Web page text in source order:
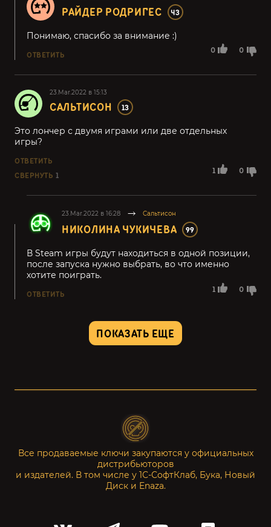
РАЙДЕР РОДРИГЕС 43
0 0
Понимаю, спасибо за внимание :)
ОТВЕТИТЬ
23.Mar.2022 в 15:13
САЛЬТИСОН 13
1 0
Это лончер с двумя играми или две отдельных
игры?
ОТВЕТИТЬ
СВЕРНУТЬ 1
23.Mar.2022 в 16:28 Сальтисон
НИКОЛИНА ЧУКИЧЕВА 99
1 0
В Steam игры будут находиться в одной позиции,
после запуска нужно выбрать, во что именно
хотите поиграть.
ОТВЕТИТЬ
ПОКАЗАТЬ ЕЩЕ
Все продаваемые ключи закупаются у официальных
дистрибьюторов
и издателей. В том числе у 1С-СофтКлаб, Бука, Новый
Диск и Enaza.